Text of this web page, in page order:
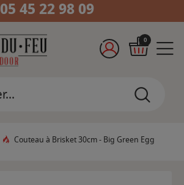
05 45 22 98 09
0
Couteau à Brisket 30cm - Big Green Egg